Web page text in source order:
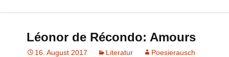
Léonor de Récondo: Amours
16. August 2017 Literatur Poesierausch